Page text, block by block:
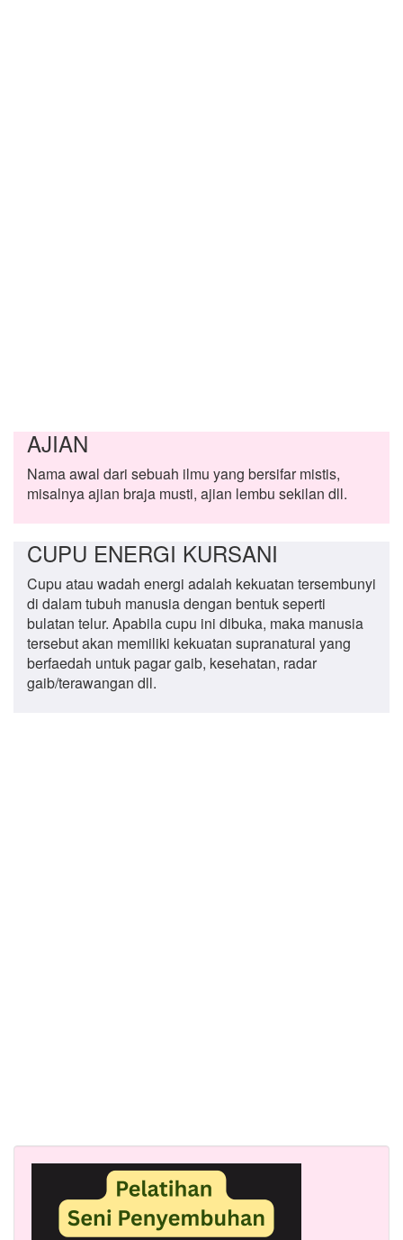
AJIAN
Nama awal dari sebuah ilmu yang bersifar mistis,
misalnya ajian braja musti, ajian lembu sekilan dll.
CUPU ENERGI KURSANI
Cupu atau wadah energi adalah kekuatan tersembunyi
di dalam tubuh manusia dengan bentuk seperti
bulatan telur. Apabila cupu ini dibuka, maka manusia
tersebut akan memiliki kekuatan supranatural yang
berfaedah untuk pagar gaib, kesehatan, radar
gaib/terawangan dll.